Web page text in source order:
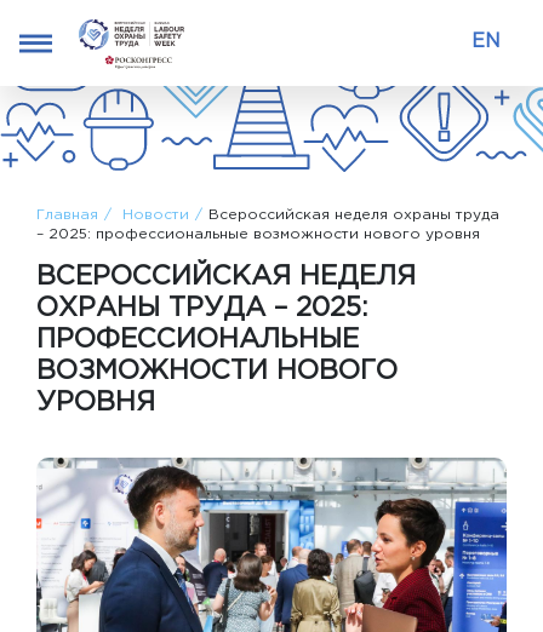
EN
Главная Новости
Всероссийская неделя охраны труда
– 2025: профессиональные возможности нового уровня
ВСЕРОССИЙСКАЯ НЕДЕЛЯ
ОХРАНЫ ТРУДА – 2025:
ПРОФЕССИОНАЛЬНЫЕ
ВОЗМОЖНОСТИ НОВОГО
УРОВНЯ